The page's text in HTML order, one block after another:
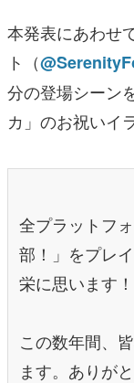
本発表にあわせ
ト（
分の登場シーン
カ」のお祝いイ
全プラットフ
部！」をプレ
栄に思います！
この数年間、
ます。ありが